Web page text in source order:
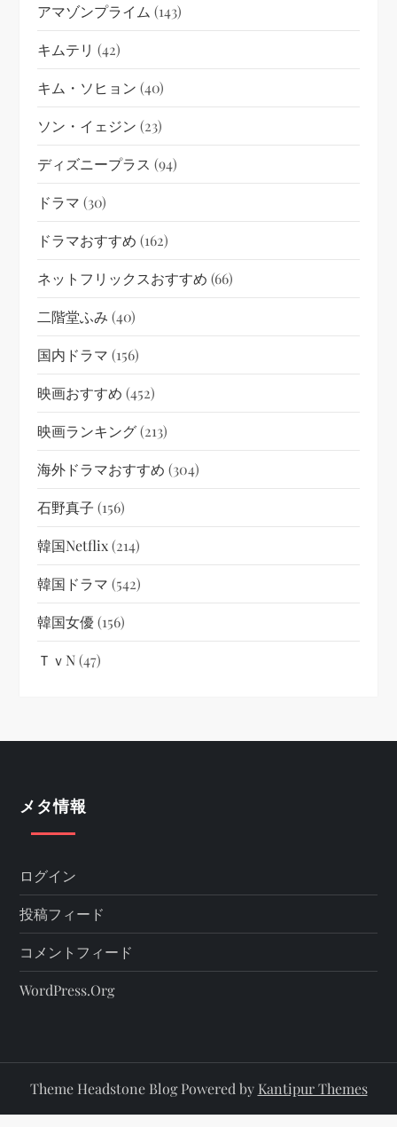
アマゾンプライム (143)
キムテリ (42)
キム・ソヒョン (40)
ソン・イェジン (23)
ディズニープラス (94)
ドラマ (30)
ドラマおすすめ (162)
ネットフリックスおすすめ (66)
二階堂ふみ (40)
国内ドラマ (156)
映画おすすめ (452)
映画ランキング(213)
海外ドラマおすすめ (304)
石野真子 (156)
韓国netflix(214)
韓国ドラマ (542)
韓国女優(156)
ＴｖN(47)
メタ情報
ログイン
投稿フィード
コメントフィード
WordPress.org
Theme Headstone Blog Powered by Kantipur Themes